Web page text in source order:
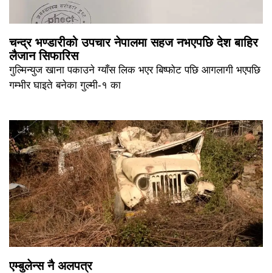
चन्द्र भण्डारीको उपचार नेपालमा सहज नभएपछि देश बाहिर
लैजान सिफारिस
गुल्मिन्युज खाना पकाउने ग्याँस लिक भएर बिष्फोट पछि आगलागी भएपछि
गम्भीर घाइते बनेका गुल्मी-१ का
एम्बुलेन्स नै अलपत्र